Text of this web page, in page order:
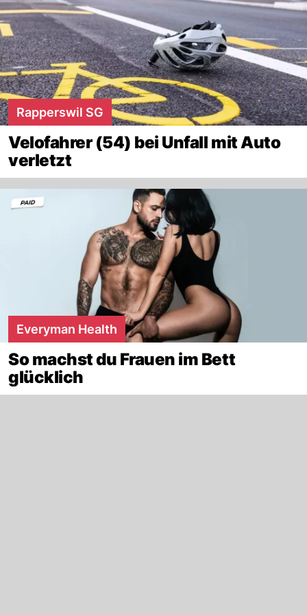
Rapperswil SG
Velofahrer (54) bei Unfall mit Auto
verletzt
Everyman Health
So machst du Frauen im Bett
glücklich